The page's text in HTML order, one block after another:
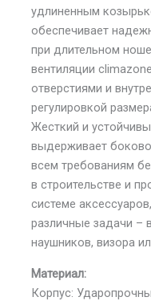
удлиненным
обеспечивает
при длительном
вентиляции
отверстиями и
регулировкой
Жесткий и
выдерживает
всем требованиям
в строительстве и
системе
различные задачи –
наушников, визора
Материал:
Корпус: